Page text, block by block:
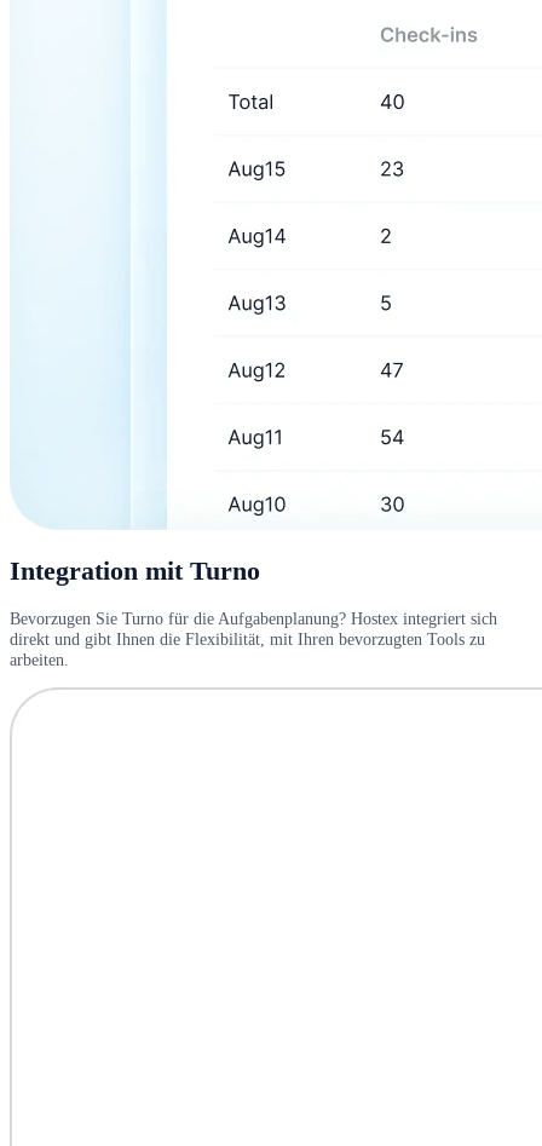
Integration mit Turno
Bevorzugen Sie Turno für die Aufgabenplanung? Hostex integriert sich
direkt und gibt Ihnen die Flexibilität, mit Ihren bevorzugten Tools zu
arbeiten.